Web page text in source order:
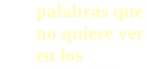
palabras que
no quiere ver
en los